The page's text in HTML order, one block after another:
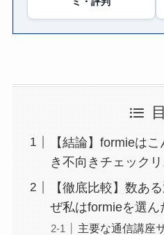
【結論】formieは
き不向きチェックリ
【徹底比較】数あ
ぜ私はformieを選ん
主要な通信講座